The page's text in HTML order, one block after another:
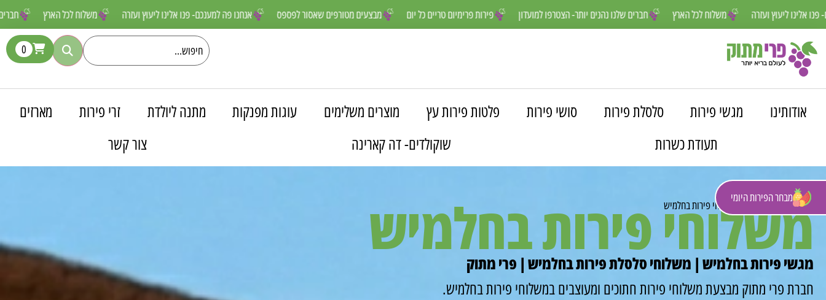
משלוח לכל אנחנו פה למענכם- פנו אלינו ליעוץ ועזרה מבצעים מטורפים שאסור לפספס פירות פרימיום טריים כל יום חברים שלנו נהנים יותר- הצטרפו למועדון משלוח לכל הארץ פה למענכם- פנו אלינו ליעוץ ועזרה
מבחר הפירות היומי
0
אודותינו מגשי פירות סלסלת פירות סושי פירות פלטות פירות עץ מוצרים משלימים עוגות מפנקות מתנה ליולדת זרי פירות
מארזים
תעודת כשרות
שוקולדים- דה קארינה צור קשר
פרי מתוק» משלוחים»משלוחי פירות בחלמיש
משלוחי פירות בחלמיש
מגשי פירות בחלמיש | משלוחי סלסלת פירות בחלמיש | פרי מתוק
חברת פרי מתוק מבצעת משלוחי פירות חתוכים ומעוצבים במשלוחי פירות בחלמיש.